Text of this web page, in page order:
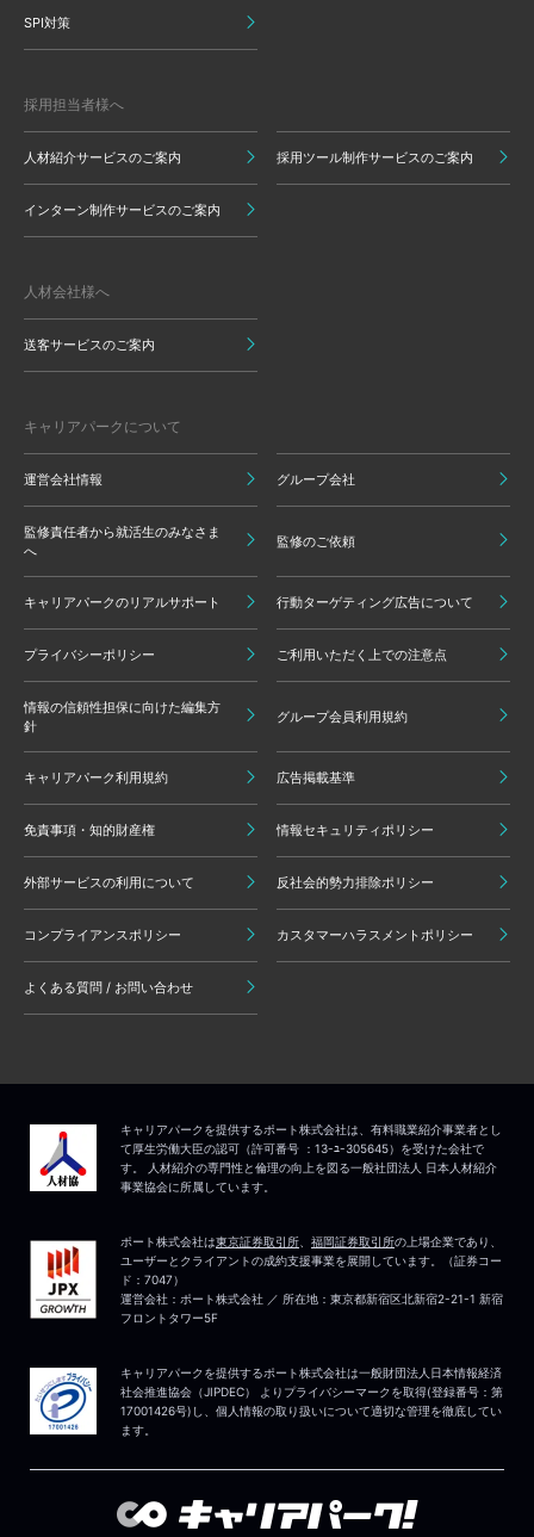
SPI対策
採用担当者様へ
人材紹介サービスのご案内 採用ツール制作サービスのご案内
インターン制作サービスのご案内
人材会社様へ
送客サービスのご案内
キャリアパークについて
運営会社情報 グループ会社
監修責任者から就活生のみなさま
へ
監修のご依頼
キャリアパークのリアルサポート 行動ターゲティング広告について
プライバシーポリシー ご利用いただく上での注意点
情報の信頼性担保に向けた編集方
針
グループ会員利用規約
キャリアパーク利用規約 広告掲載基準
免責事項・知的財産権 情報セキュリティポリシー
外部サービスの利用について 反社会的勢力排除ポリシー
コンプライアンスポリシー カスタマーハラスメントポリシー
よくある質問 / お問い合わせ